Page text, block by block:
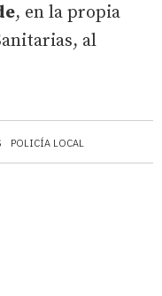
POLICÍA LOCAL
, en la propia
al